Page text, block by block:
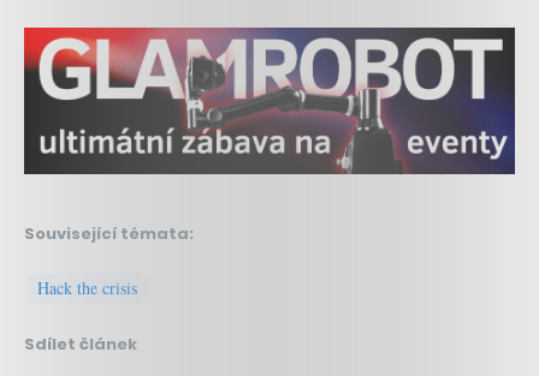
Související témata:
Hack the crisis
Sdílet článek